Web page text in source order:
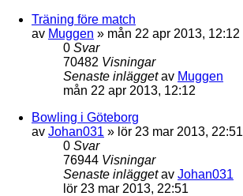
Träning före match
av Muggen » mån 22 apr 2013, 12:12
0 Svar
70482 Visningar
Senaste inläggetav Muggen
mån 22 apr 2013, 12:12
Bowling i Göteborg
av Johan031 » lör 23 mar 2013, 22:51
0 Svar
76944 Visningar
Senaste inläggetav Johan031
lör 23 mar 2013, 22:51